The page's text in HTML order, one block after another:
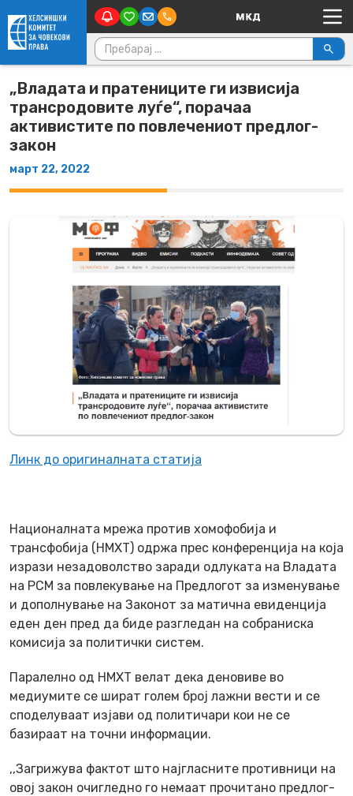
Skip to content Main Navigation
Пребарувај за:
„Владата и пратениците ги извисија
трансродовите луѓе“, порачаа
активистите по повлечениот предлог-
закон
март 22, 2022
Линк до оригиналната статија
Националната мрежа против хомофобија и
трансфобија (НМХТ) одржа прес конференција на која
изрази незадоволство заради одлуката на Владата
на РСМ за повлекување на Предлогот за изменување
и дополнување на Законот за матична евиденција
еден ден пред да биде разгледан на собрaниска
комисија за политички систем.
Паралелно од НМХТ велат дека деновиве во
медиумите се шират голем број лажни вести и се
споделуваат изјави од политичари кои не се
базираат на точни информации.
,,Загрижува фактот што најгласните противници на
овој закон очигледно го немаат прочитано предлог-